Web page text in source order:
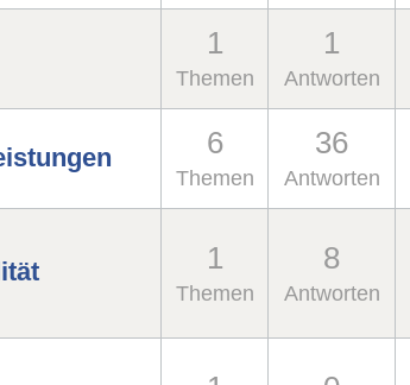
1
Themen
1
Antworten
6
Themen
36
Antworten
1
Themen
8
Antworten